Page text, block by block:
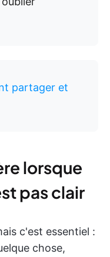
partager et
lorsque
pas clair
c'est essentiel :
chose,